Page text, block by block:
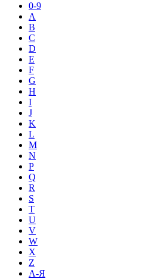
0-9
A
B
C
D
E
F
G
H
I
J
K
L
M
N
P
Q
R
S
T
U
V
W
X
Z
А-Я